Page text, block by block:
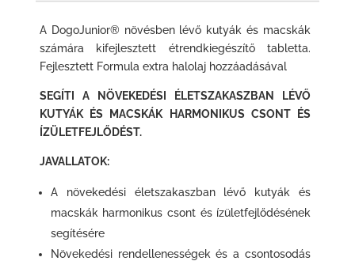
A DogoJunior® növésben lévő kutyák és macskák
számára kifejlesztett étrendkiegészítő tabletta.
Fejlesztett Formula extra halolaj hozzáadásával
SEGÍTI A NÖVEKEDÉSI ÉLETSZAKASZBAN LÉVŐ
KUTYÁK ÉS MACSKÁK HARMONIKUS CSONT ÉS
ÍZÜLETFEJLŐDÉST.
JAVALLATOK:
A növekedési életszakaszban lévő kutyák és
macskák harmonikus csont és ízületfejlődésének
segítésére
Növekedési rendellenességek és a csontosodás